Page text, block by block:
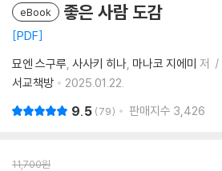
eBook 좋은 사람 도감
PDF
묘엔 스구루 사사키 히나 마나코 지에미 저
서교책방
2025.01.22.
9.5 79 판매지수 3,426
11,700원